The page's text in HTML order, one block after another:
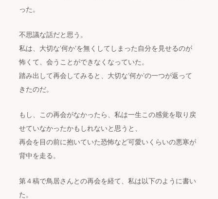
った。
不思議な話だと思う。
私は、大切な’何か’を無くしてしまった自分を見せるのが
怖くて、会うことができなくなっていた。
踏み出して再会してみると、大切な’何か’の一つが返って
きたのだ。
もし、この再会がなかったら、私は一生この感覚を取り戻
せていなかったかもしれないと思うと、
再会を目の前に抱いていた恐怖など可愛いくらいの悪寒が
背中を走る。
第４稿で鳥居さんとの再会を経て、私は以下のように書い
た。